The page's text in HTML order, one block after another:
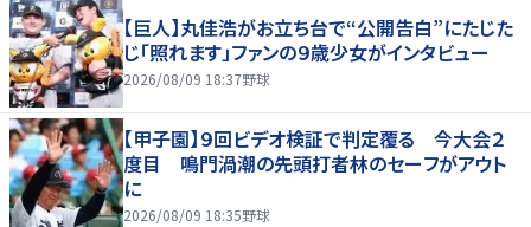
【巨人】丸佳浩がお立ち台で“公開告白”にたじた
じ「照れます」ファンの９歳少女がインタビュー
2026/08/09 18:37野球
【甲子園】９回ビデオ検証で判定覆る 今大会２
度目 鳴門渦潮の先頭打者林のセーフがアウト
に
2026/08/09 18:35野球